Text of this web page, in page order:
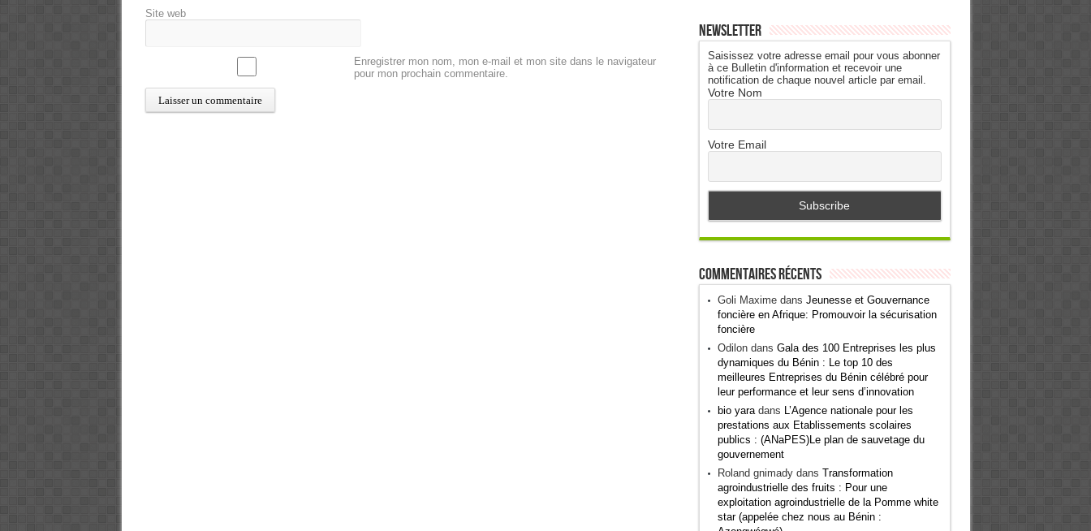
Site web
Enregistrer mon nom, mon e-mail et mon site dans le navigateur
pour mon prochain commentaire.
Newsletter
Saisissez votre adresse email pour vous abonner
à ce Bulletin d'information et recevoir une
notification de chaque nouvel article par email.
Votre Nom
Votre Email
Commentaires récents
Goli Maximedans Jeunesse et Gouvernance
foncière en Afrique: Promouvoir la sécurisation
foncière
Odilondans Gala des 100 Entreprises les plus
dynamiques du Bénin : Le top 10 des
meilleures Entreprises du Bénin célébré pour
leur performance et leur sens d’innovation
bio yaradans L’Agence nationale pour les
prestations aux Etablissements scolaires
publics : (ANaPES)Le plan de sauvetage du
gouvernement
Roland gnimadydans Transformation
agroindustrielle des fruits : Pour une
exploitation agroindustrielle de la Pomme white
star (appelée chez nous au Bénin :